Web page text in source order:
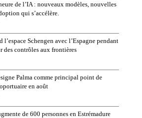
de l’IA : nouveaux modèles, nouvelles
qui s’accélère.
l’espace Schengen avec l’Espagne pendant
des contrôles aux frontières
Palma comme principal point de
en août
de 600 personnes en Estrémadure